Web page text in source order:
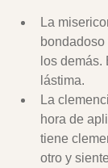
La
los demás.
lástima.
La
hora de
tiene
otro y